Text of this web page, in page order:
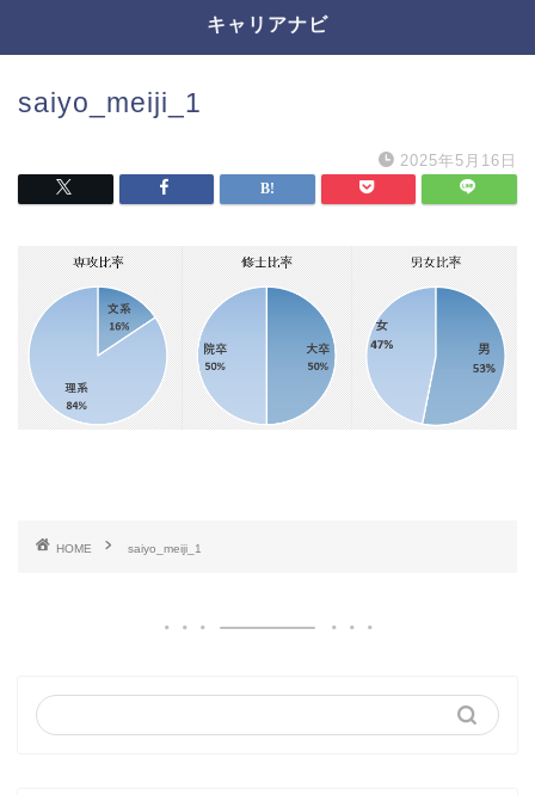
キャリアナビ
saiyo_meiji_1
2025年5月16日
HOME saiyo_meiji_1